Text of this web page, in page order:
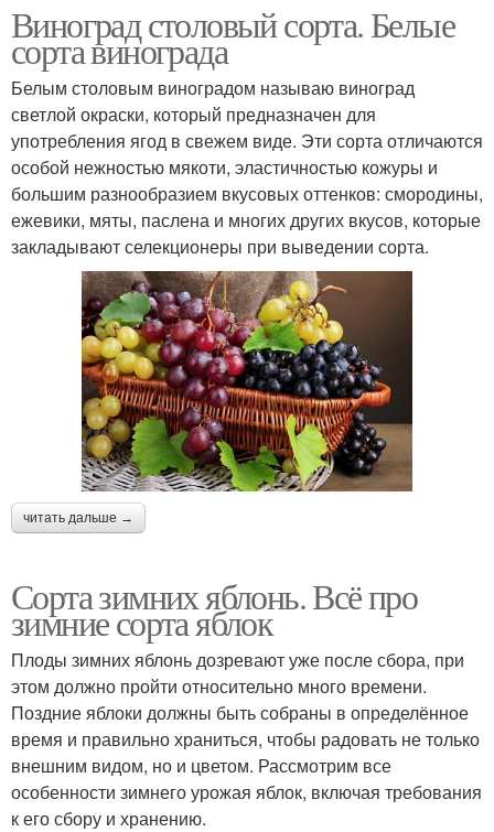
Виноград столовый сорта. Белые
сорта винограда
Белым столовым виноградом называю виноград
светлой окраски, который предназначен для
употребления ягод в свежем виде. Эти сорта отличаются
особой нежностью мякоти, эластичностью кожуры и
большим разнообразием вкусовых оттенков: смородины,
ежевики, мяты, паслена и многих других вкусов, которые
закладывают селекционеры при выведении сорта.
читать дальше →
Сорта зимних яблонь. Всё про
зимние сорта яблок
Плоды зимних яблонь дозревают уже после сбора, при
этом должно пройти относительно много времени.
Поздние яблоки должны быть собраны в определённое
время и правильно храниться, чтобы радовать не только
внешним видом, но и цветом. Рассмотрим все
особенности зимнего урожая яблок, включая требования
к его сбору и хранению.